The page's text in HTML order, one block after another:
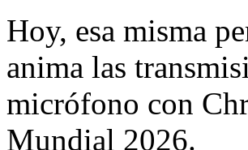
​Hoy, esa misma
anima las
micrófono con
Mundial 2026.